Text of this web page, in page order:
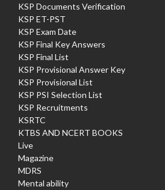
KSP Documents Verification
KSP ET-PST
KSP Exam Date
KSP Final Key Answers
KSP Final List
KSP Provisional Answer Key
KSP Provisional List
KSP PSI Selection List
KSP Recruitments
KSRTC
KTBS AND NCERT BOOKS
Live
Magazine
MDRS
Mental ability